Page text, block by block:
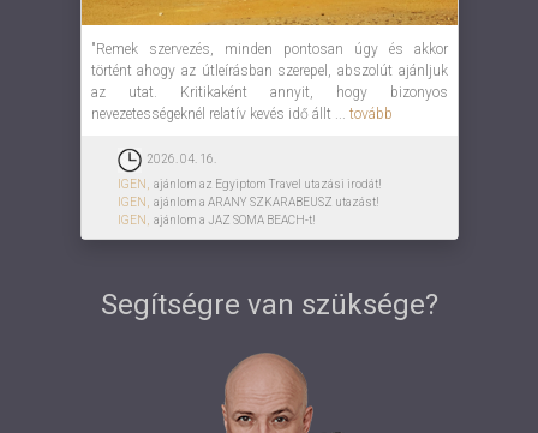
"Remek szervezés, minden pontosan úgy és akkor
történt ahogy az útleírásban szerepel, abszolút ajánljuk
az utat. Kritikaként annyit, hogy bizonyos
nevezetességeknél relatív kevés idő állt ... tovább
2026. 04. 16.
IGEN,
ajánlom az Egyiptom Travel utazási irodát!
IGEN,
ajánlom a ARANY SZKARABEUSZ utazást!
IGEN,
ajánlom a JAZ SOMA BEACH-t!
Segítségre van szüksége?